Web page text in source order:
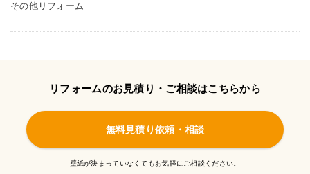
その他リフォーム
リフォームのお見積り・ご相談はこちらから
無料見積り依頼・相談
壁紙が決まっていなくてもお気軽にご相談ください。